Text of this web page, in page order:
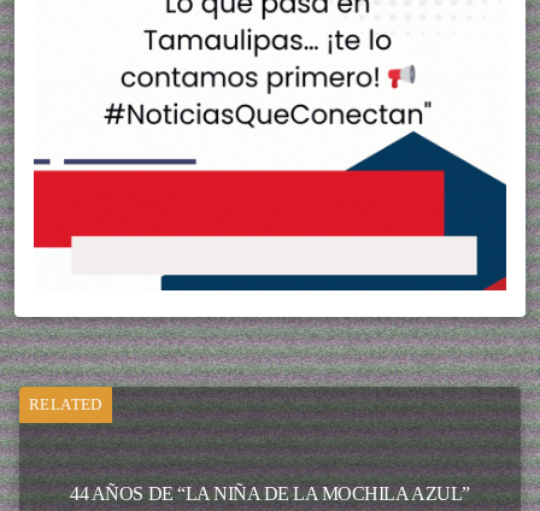
RELATED
44 AÑOS DE “LA NIÑA DE LA MOCHILA AZUL”